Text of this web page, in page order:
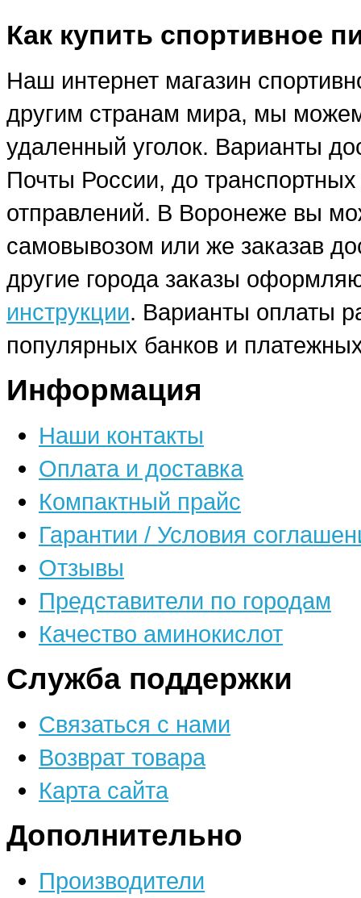
Как купить спортивное
Наш интернет магазин
другим странам мира, мы
удаленный уголок. Варианты
Почты России, до
отправлений. В Воронеже вы
самовывозом или же заказав
другие города заказы
инструкции. Варианты оплаты
популярных банков и
Информация
Наши контакты
Оплата и доставка
Компактный прайс
Гарантии / Условия
Отзывы
Представители по городам
Качество аминокислот
Служба поддержки
Связаться с нами
Возврат товара
Карта сайта
Дополнительно
Производители